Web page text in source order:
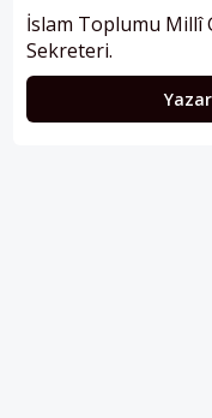
İslam Toplumu Millî
Sekreteri.